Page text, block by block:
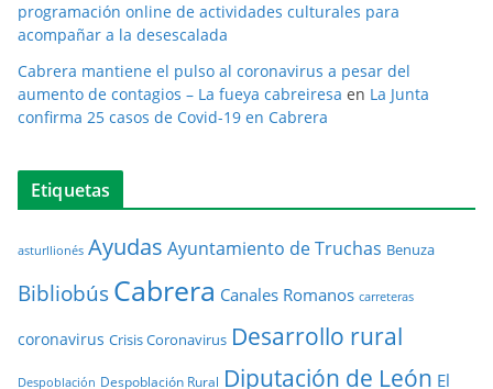
programación online de actividades culturales para
acompañar a la desescalada
Cabrera mantiene el pulso al coronavirus a pesar del
aumento de contagios – La fueya cabreiresa en La Junta
confirma 25 casos de Covid-19 en Cabrera
Etiquetas
asturllionés Ayudas Ayuntamiento de Truchas Benuza
BibliobúsCabrera Canales Romanos carreteras
coronavirus Crisis Coronavirus Desarrollo rural
Despoblación Despoblación Rural Diputación de León El